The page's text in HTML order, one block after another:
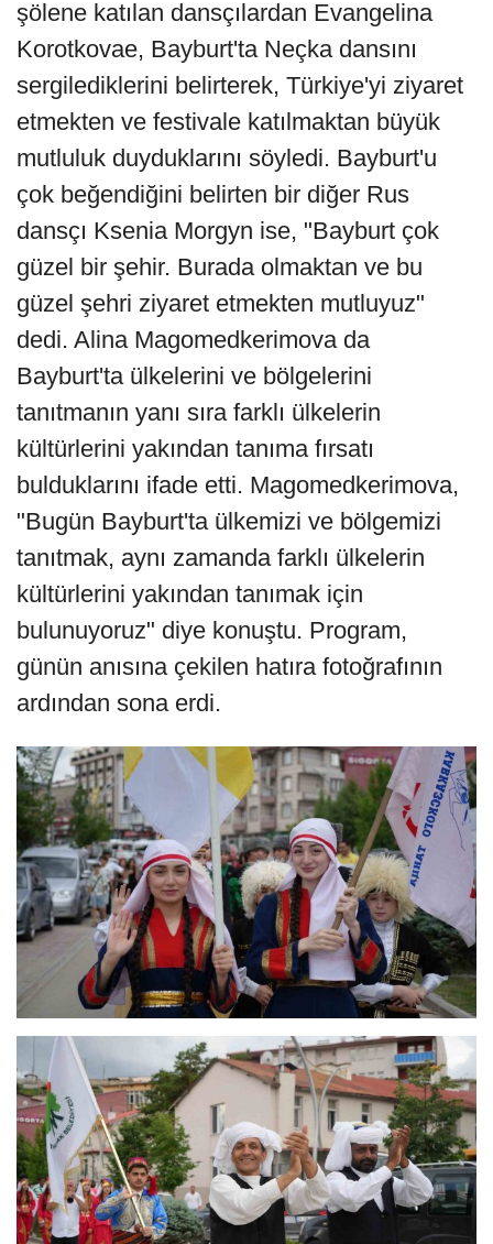
şölene katılan dansçılardan Evangelina
Korotkovae, Bayburt'ta Neçka dansını
sergilediklerini belirterek, Türkiye'yi ziyaret
etmekten ve festivale katılmaktan büyük
mutluluk duyduklarını söyledi. Bayburt'u
çok beğendiğini belirten bir diğer Rus
dansçı Ksenia Morgyn ise, "Bayburt çok
güzel bir şehir. Burada olmaktan ve bu
güzel şehri ziyaret etmekten mutluyuz"
dedi. Alina Magomedkerimova da
Bayburt'ta ülkelerini ve bölgelerini
tanıtmanın yanı sıra farklı ülkelerin
kültürlerini yakından tanıma fırsatı
bulduklarını ifade etti. Magomedkerimova,
"Bugün Bayburt'ta ülkemizi ve bölgemizi
tanıtmak, aynı zamanda farklı ülkelerin
kültürlerini yakından tanımak için
bulunuyoruz" diye konuştu. Program,
günün anısına çekilen hatıra fotoğrafının
ardından sona erdi.